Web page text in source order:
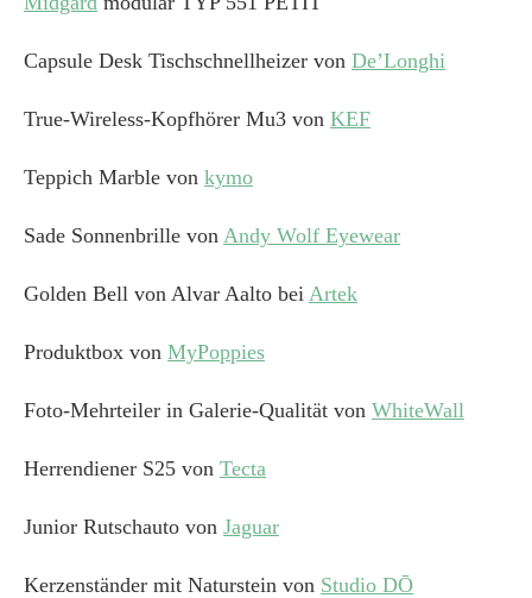
Capsule Desk Tischschnellheizer von De’Longhi
True-Wireless-Kopfhörer Mu3 von KEF
Teppich Marble von kymo
Sade Sonnenbrille von Andy Wolf Eyewear
Golden Bell von Alvar Aalto bei Artek
Produktbox von MyPoppies
Foto-Mehrteiler in Galerie-Qualität von WhiteWall
Herrendiener S25 von Tecta
Junior Rutschauto von Jaguar
Kerzenständer mit Naturstein von Studio DŌ